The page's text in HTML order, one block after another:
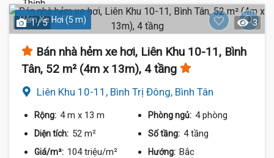
Hẻm Xe Hơi (5 m)
1 / 5 3
Bán nhà hẻm xe hơi, Liên Khu 10-11, Bình
Tân, 52 m² (4m x 13m), 4 tầng
Liên Khu 10-11, Bình Trị Đông, Bình Tân
Rộng: 4 m x 13 m Phòng ngủ: 4 phòng
Diện tích: 52 m² Số tầng: 4 tầng
Giá/m²: 104 triệu/m² Hướng: Bắc